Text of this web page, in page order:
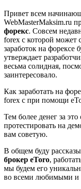
Привет всем
WebMasterMaksim.ru
форекс. Совсем
forex с которой
заработок на форексе
утверждает
весьма солидная,
заинтересовало.
Как заработать на
forex с при помощи
Тем более денег за
протестировать на
вам советую.
В общем буду
брокер eToro,
мы будем его
во всеми любимыми